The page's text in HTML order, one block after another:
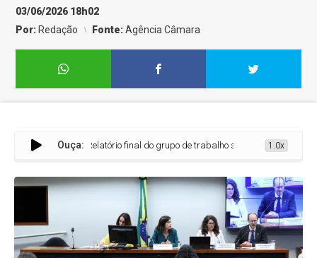
03/06/2026 18h02
Por: Redação Fonte:Agência Câmara
Ouça:
Relatório final do grupo de trabalho sobre combate à
1.0x